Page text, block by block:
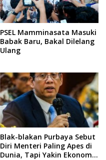
PSEL Mamminasata Masuki
Babak Baru, Bakal Dilelang
Ulang
Blak-blakan Purbaya Sebut
Diri Menteri Paling Apes di
Dunia, Tapi Yakin Ekonomi